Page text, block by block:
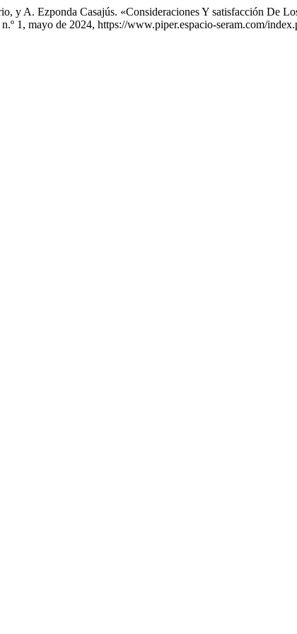
y A. Ezponda Casajús. «Consideraciones Y satisfacción De
1, mayo de 2024, https://www.piper.espacio-seram.com/